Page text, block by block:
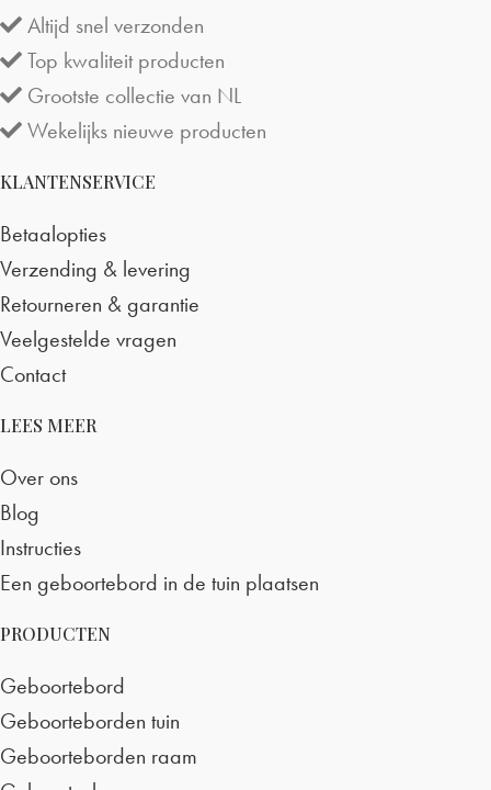
Altijd snel verzonden
Top kwaliteit producten
Grootste collectie van NL
Wekelijks nieuwe producten
KLANTENSERVICE
Betaalopties
Verzending & levering
Retourneren & garantie
Veelgestelde vragen
Contact
LEES MEER
Over ons
Blog
Instructies
Een geboortebord in de tuin plaatsen
PRODUCTEN
Geboortebord
Geboorteborden tuin
Geboorteborden raam